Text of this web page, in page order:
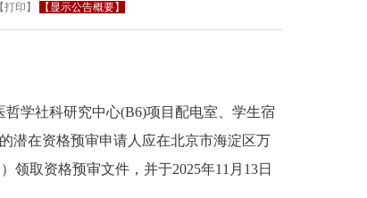
打印 】 【显示公告概要】
学社科研究中心(B6)项目配电室、学生宿
潜在资格预审申请人应在北京市海淀区万
领取资格预审文件，并于2025年11月13日